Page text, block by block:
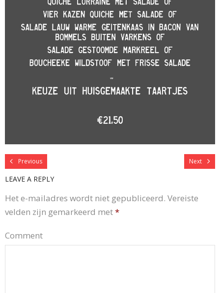
Previous Next
LEAVE A REPLY
Het e-mailadres wordt niet gepubliceerd. Vereiste
velden zijn gemarkeerd met*
Comment